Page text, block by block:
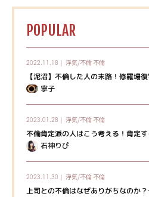
POPULAR
2022.11.18｜ 浮気/不倫 不倫
【泥沼】不倫した人の末路！修羅場
寧子
2023.01.28｜ 浮気/不倫 不倫
不倫肯定派の人はこう考える！肯定
石神りぴ
2023.11.30｜ 浮気/不倫 不倫
上司との不倫はなぜありがちなのか